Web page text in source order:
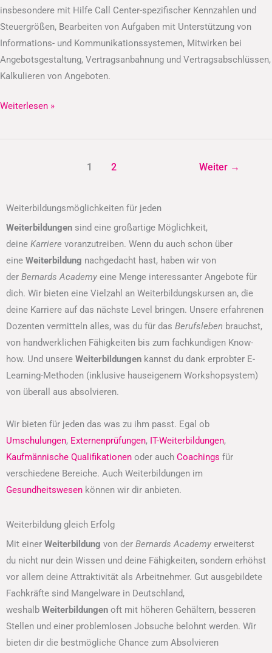
insbesondere mit Hilfe Call Center-spezifischer Kennzahlen und
Steuergrößen, Bearbeiten von Aufgaben mit Unterstützung von
Informations- und Kommunikationssystemen, Mitwirken bei
Angebotsgestaltung, Vertragsanbahnung und Vertragsabschlüssen,
Kalkulieren von Angeboten.
Weiterlesen »
1 2 Weiter →
Weiterbildungsmöglichkeiten für jeden
Weiterbildungen sind eine großartige Möglichkeit,
deine Karriere voranzutreiben. Wenn du auch schon über
eine Weiterbildung nachgedacht hast, haben wir von
der Bernards Academy eine Menge interessanter Angebote für
dich. Wir bieten eine Vielzahl an Weiterbildungskursen an, die
deine Karriere auf das nächste Level bringen. Unsere erfahrenen
Dozenten vermitteln alles, was du für das Berufsleben brauchst,
von handwerklichen Fähigkeiten bis zum fachkundigen Know-
how. Und unsere Weiterbildungen kannst du dank erprobter E-
Learning-Methoden (inklusive hauseigenem Workshopsystem)
von überall aus absolvieren.
Wir bieten für jeden das was zu ihm passt. Egal ob
Umschulungen, Externenprüfungen, IT-Weiterbildungen,
Kaufmännische Qualifikationen oder auch Coachings für
verschiedene Bereiche. Auch Weiterbildungen im
Gesundheitswesen können wir dir anbieten.
Weiterbildung gleich Erfolg
Mit einer Weiterbildung von der Bernards Academy erweiterst
du nicht nur dein Wissen und deine Fähigkeiten, sondern erhöhst
vor allem deine Attraktivität als Arbeitnehmer. Gut ausgebildete
Fachkräfte sind Mangelware in Deutschland,
weshalb Weiterbildungen oft mit höheren Gehältern, besseren
Stellen und einer problemlosen Jobsuche belohnt werden. Wir
bieten dir die bestmögliche Chance zum Absolvieren